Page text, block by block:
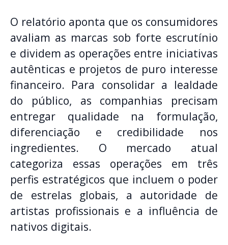
O relatório aponta que os consumidores
avaliam as marcas sob forte escrutínio
e dividem as operações entre iniciativas
autênticas e projetos de puro interesse
financeiro. Para consolidar a lealdade
do público, as companhias precisam
entregar qualidade na formulação,
diferenciação e credibilidade nos
ingredientes. O mercado atual
categoriza essas operações em três
perfis estratégicos que incluem o poder
de estrelas globais, a autoridade de
artistas profissionais e a influência de
nativos digitais.